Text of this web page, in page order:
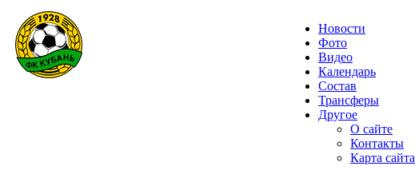
Новости
Фото
Видео
Календарь
Состав
Трансферы
Другое
О сайте
Контакты
Карта сайта